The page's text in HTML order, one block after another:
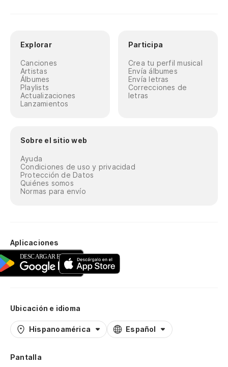
Explorar
Canciones
Artistas
Álbumes
Playlists
Actualizaciones
Lanzamientos
Participa
Crea tu perfil musical
Envía álbumes
Envía letras
Correcciones de
letras
Sobre el sitio web
Ayuda
Condiciones de uso y privacidad
Protección de Datos
Quiénes somos
Normas para envío
Aplicaciones
Ubicación e idioma
Hispanoamérica Español
Pantalla